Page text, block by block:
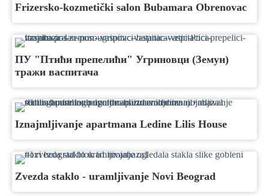
Frizersko-kozmetički salon Bubamara Obrenovac
ПУ "Птићи препелићи" Угриновци (Земун)
тражи васпитача
Iznajmljivanje apartmana Ledine Lilis House
Zvezda staklo - uramljivanje Novi Beograd